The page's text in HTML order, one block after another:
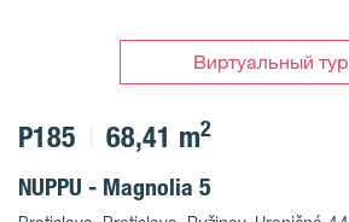
Виртуальный тур
P185 68,41 m2
NUPPU - Magnolia 5